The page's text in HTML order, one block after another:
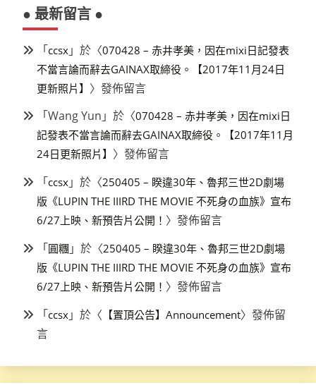
● 最新留言 ●
「ccsx 」於〈070428 – 赤井孝美，因在mixi日記發表
不當言論而辭去GAINAX取締役。【2017年11月24日
更新照片】 〉發佈留言
「Wang Yun 」於〈070428 – 赤井孝美，因在mixi日
記發表不當言論而辭去GAINAX取締役。【2017年11月
24日更新照片】 〉發佈留言
「ccsx 」於〈250405 – 睽違30年、魯邦三世2D劇場
版《LUPIN THE IIIRD THE MOVIE 不死身の血族》宣布
6/27上映、新預告片公開！ 〉發佈留言
「圓糰 」於〈250405 – 睽違30年、魯邦三世2D劇場
版《LUPIN THE IIIRD THE MOVIE 不死身の血族》宣布
6/27上映、新預告片公開！ 〉發佈留言
「ccsx 」於〈 【置頂公告】Announcement〉發佈留
言